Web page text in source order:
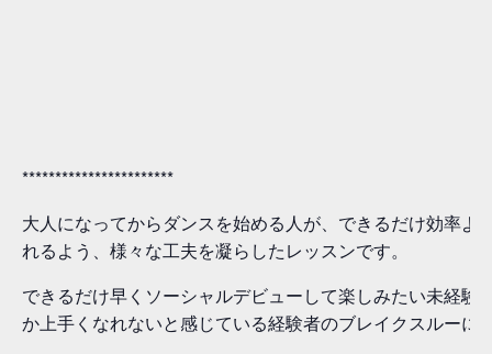
***********************
大人になってからダンスを始める人が、できるだけ効率よ
れるよう、様々な工夫を凝らしたレッスンです。
できるだけ早くソーシャルデビューして楽しみたい未経験
か上手くなれないと感じている経験者のブレイクスルーに